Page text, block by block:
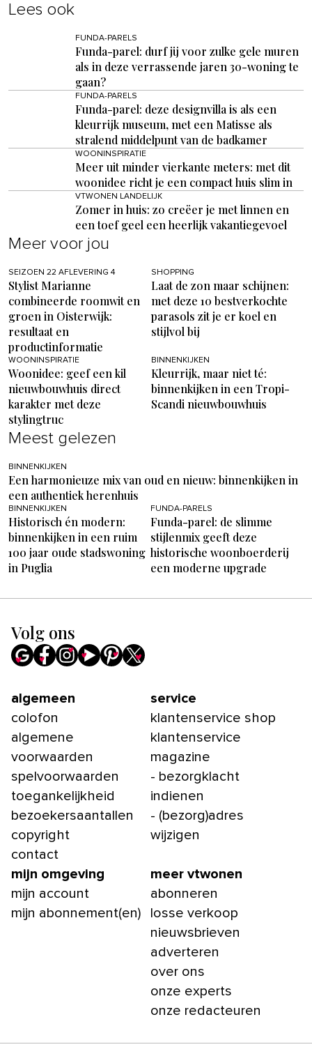
Lees ook
FUNDA-PARELS
Funda-parel: durf jij voor zulke gele muren
als in deze verrassende jaren 30-woning te
gaan?
FUNDA-PARELS
Funda-parel: deze designvilla is als een
kleurrijk museum, met een Matisse als
stralend middelpunt van de badkamer
WOONINSPIRATIE
Meer uit minder vierkante meters: met dit
woonidee richt je een compact huis slim in
VTWONEN LANDELIJK
Zomer in huis: zo creëer je met linnen en
een toef geel een heerlijk vakantiegevoel
Meer voor jou
SEIZOEN 22 AFLEVERING 4
Stylist Marianne
combineerde roomwit en
groen in Oisterwijk:
resultaat en
productinformatie
SHOPPING
Laat de zon maar schijnen:
met deze 10 bestverkochte
parasols zit je er koel en
stijlvol bij
WOONINSPIRATIE
Woonidee: geef een kil
nieuwbouwhuis direct
karakter met deze
stylingtruc
BINNENKIJKEN
Kleurrijk, maar niet té:
binnenkijken in een Tropi-
Scandi nieuwbouwhuis
Meest gelezen
BINNENKIJKEN
Een harmonieuze mix van oud en nieuw: binnenkijken in
een authentiek herenhuis
BINNENKIJKEN
Historisch én modern:
binnenkijken in een ruim
100 jaar oude stadswoning
in Puglia
FUNDA-PARELS
Funda-parel: de slimme
stijlenmix geeft deze
historische woonboerderij
een moderne upgrade
Volg ons
algemeen
colofon
algemene
voorwaarden
spelvoorwaarden
toegankelijkheid
bezoekersaantallen
copyright
contact
service
klantenservice shop
klantenservice
magazine
- bezorgklacht
indienen
- (bezorg)adres
wijzigen
mijn omgeving
mijn account
mijn abonnement(en)
meer vtwonen
abonneren
losse verkoop
nieuwsbrieven
adverteren
over ons
onze experts
onze redacteuren